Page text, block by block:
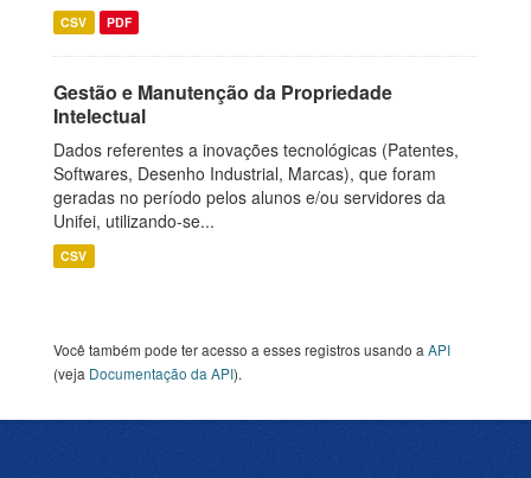
CSV PDF
Gestão e Manutenção da Propriedade
Intelectual
Dados referentes a inovações tecnológicas (Patentes,
Softwares, Desenho Industrial, Marcas), que foram
geradas no período pelos alunos e/ou servidores da
Unifei, utilizando-se...
CSV
Você também pode ter acesso a esses registros usando a API
(veja Documentação da API).